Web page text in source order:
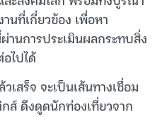
นที่เกี่ยวข้อง เพื่อหา
านการประเมินผลกระทบสิ่ง
ไปได้
เสร็จ จะเป็นเส้นทางเชื่อม
ส์ ดึงดูดนักท่องเที่ยวจาก